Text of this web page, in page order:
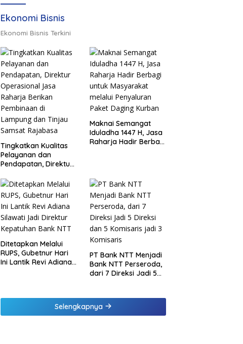
Ekonomi Bisnis
Ekonomi Bisnis Terkini
Tingkatkan Kualitas
Pelayanan dan
Pendapatan, Direktur
Raharja Berikan
Pembinaan di
Lampung dan Tinjau
Samsat Rajabasa
Maknai Semangat
Iduladha 1447 H, Jasa
Raharja Hadir Berbagi
Ditetapkan Melalui
RUPS, Gubetnur Hari
Ini Lantik Revi Adiana
PT Bank NTT Menjadi
Bank NTT Perseroda,
dari 7 Direksi Jadi 5
Komisaris
Selengkapnya